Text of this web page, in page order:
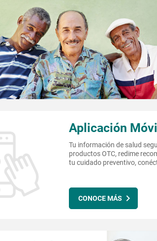
Aplicación
Tu información de salud
productos OTC, redime
tu cuidado preventivo,
CONOCE MÁS